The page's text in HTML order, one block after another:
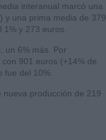
interanual marcó una
y una prima media de 379
y 273 euros.
un 6% más. Por
901 euros (+14% de
fue del 10%.
nueva producción de 219